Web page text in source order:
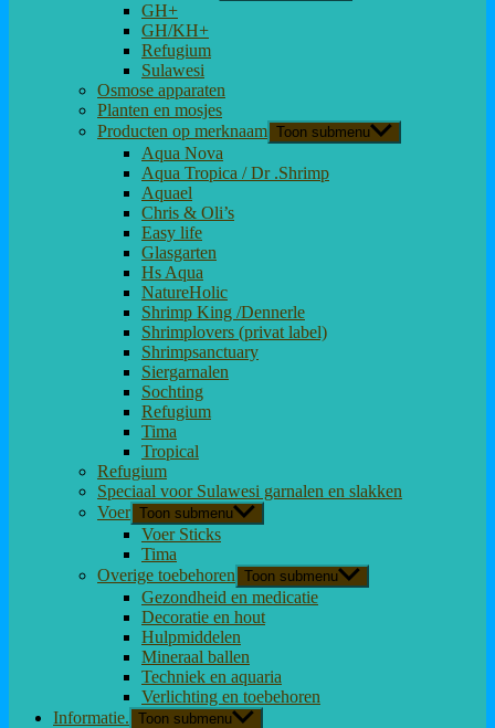
GH+
GH/KH+
Refugium
Sulawesi
Osmose apparaten
Planten en mosjes
Producten op merknaam Toon submenu
Aqua Nova
Aqua Tropica / Dr .Shrimp
Aquael
Chris & Oli’s
Easy life
Glasgarten
Hs Aqua
NatureHolic
Shrimp King /Dennerle
Shrimplovers (privat label)
Shrimpsanctuary
Siergarnalen
Sochting
Refugium
Tima
Tropical
Refugium
Speciaal voor Sulawesi garnalen en slakken
Voer Toon submenu
Voer Sticks
Tima
Overige toebehoren Toon submenu
Gezondheid en medicatie
Decoratie en hout
Hulpmiddelen
Mineraal ballen
Techniek en aquaria
Verlichting en toebehoren
Informatie. Toon submenu